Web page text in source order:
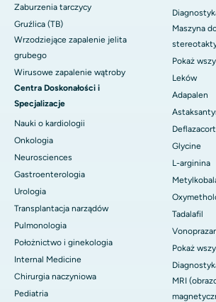
Zaburzenia tarczycy
Gruźlica (TB)
Wrzodziejące zapalenie jelita
grubego
Wirusowe zapalenie wątroby
Centra Doskonałości i
Specjalizacje
Nauki o kardiologii
Onkologia
Neurosciences
Gastroenterologia
Urologia
Transplantacja narządów
Pulmonologia
Położnictwo i ginekologia
Internal Medicine
Chirurgia naczyniowa
Pediatria
Maszyna
Pokaż
Leków
Adapalen
Deflazacort
Glycine
L-arginina
Tadalafil
Pokaż
MRI